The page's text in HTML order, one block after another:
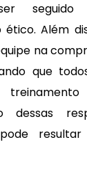
Além
na
que
dessas